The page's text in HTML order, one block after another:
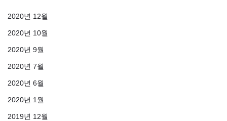
2020년 12월
2020년 10월
2020년 9월
2020년 7월
2020년 6월
2020년 1월
2019년 12월